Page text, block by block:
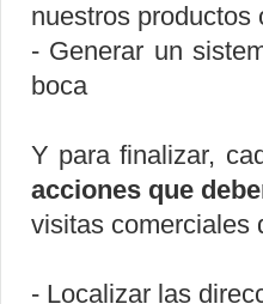
nuestros productos
- Generar un
boca
Y para finalizar,
acciones que
visitas comerciales
- Localizar las